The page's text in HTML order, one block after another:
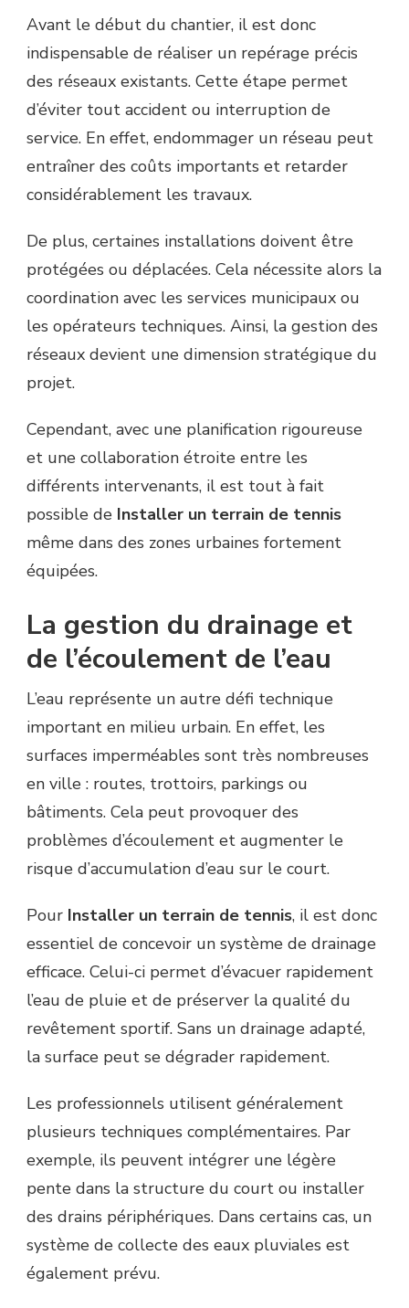
Avant le début du chantier, il est donc
indispensable de réaliser un repérage précis
des réseaux existants. Cette étape permet
d’éviter tout accident ou interruption de
service. En effet, endommager un réseau peut
entraîner des coûts importants et retarder
considérablement les travaux.
De plus, certaines installations doivent être
protégées ou déplacées. Cela nécessite alors la
coordination avec les services municipaux ou
les opérateurs techniques. Ainsi, la gestion des
réseaux devient une dimension stratégique du
projet.
Cependant, avec une planification rigoureuse
et une collaboration étroite entre les
différents intervenants, il est tout à fait
possible de Installer un terrain de tennis
même dans des zones urbaines fortement
équipées.
La gestion du drainage et
de l’écoulement de l’eau
L’eau représente un autre défi technique
important en milieu urbain. En effet, les
surfaces imperméables sont très nombreuses
en ville : routes, trottoirs, parkings ou
bâtiments. Cela peut provoquer des
problèmes d’écoulement et augmenter le
risque d’accumulation d’eau sur le court.
Pour Installer un terrain de tennis, il est donc
essentiel de concevoir un système de drainage
efficace. Celui-ci permet d’évacuer rapidement
l’eau de pluie et de préserver la qualité du
revêtement sportif. Sans un drainage adapté,
la surface peut se dégrader rapidement.
Les professionnels utilisent généralement
plusieurs techniques complémentaires. Par
exemple, ils peuvent intégrer une légère
pente dans la structure du court ou installer
des drains périphériques. Dans certains cas, un
système de collecte des eaux pluviales est
également prévu.